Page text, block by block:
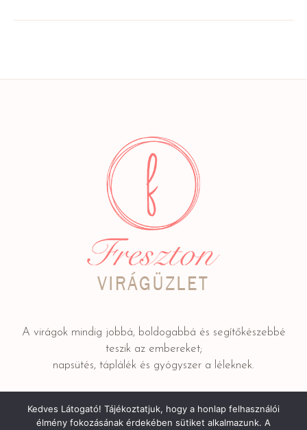
A virágok mindig jobbá, boldogabbá és segítőkészebbé
teszik az embereket;
napsütés, táplálék és gyógyszer a léleknek.
Adatkezelési tájékoztató
/ © 2022 FRESZTON Kereskedelmi
Kedves Látogató! Tájékoztatjuk, hogy a honlap felhasználói
élmény fokozásának érdekében sütiket alkalmazunk. A